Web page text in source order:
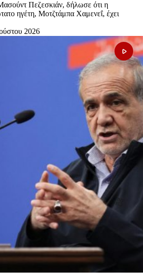
Πεζεσκιάν, δήλωσε ότι η
ηγέτη, Μοτζτάμπα Χαμενεΐ, έχει
2026